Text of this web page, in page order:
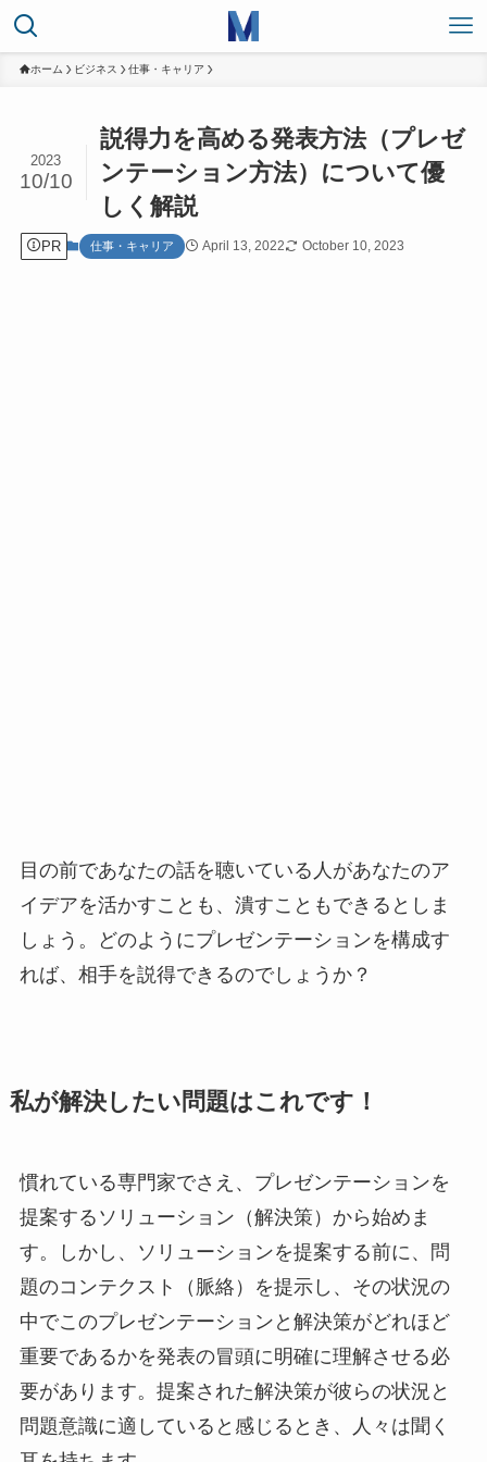
ホーム ビジネス 仕事・キャリア
説得力を高める発表方法（プレゼ
ンテーション方法）について優
しく解説
2023
10/10
PR 仕事・キャリア April 13, 2022 October 10, 2023
目の前であなたの話を聴いている人があなたのア
イデアを活かすことも、潰すこともできるとしま
しょう。どのようにプレゼンテーションを構成す
れば、相手を説得できるのでしょうか？
私が解決したい問題はこれです！
慣れている専門家でさえ、プレゼンテーションを
提案するソリューション（解決策）から始めま
す。しかし、ソリューションを提案する前に、問
題のコンテクスト（脈絡）を提示し、その状況の
中でこのプレゼンテーションと解決策がどれほど
重要であるかを発表の冒頭に明確に理解させる必
要があります。提案された解決策が彼らの状況と
問題意識に適していると感じるとき、人々は聞く